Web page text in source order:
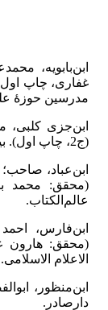
ابن‌بابویه،
غفاری، چاپ
مدرسین حوزۀ
ابن‌جزی کلبی،
(ج2، چاپ اول). بیروت: شرکة دار الأرقم بن أبی الأرقم.
ابن‌عباد، صاحب؛
عالم‌الکتاب.
ابن‌فارس، احمد
الاعلام الاسلامی.
ابن‌منظور،
دارصادر.